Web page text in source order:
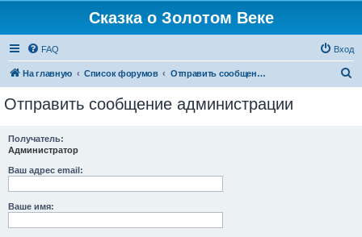
Сказка о Золотом Веке
FAQ Вход
На главную Список форумов Отправить сообщение администрации
Отправить сообщение администрации
Получатель:
Администратор
Ваш адрес email:
Ваше имя: